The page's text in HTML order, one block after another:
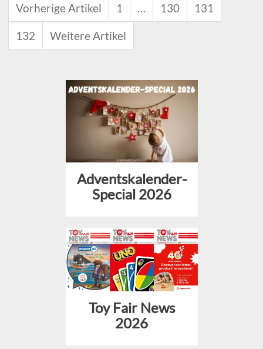
Vorherige Artikel 1 … 130 131
132 Weitere Artikel
Adventskalender-
Special 2026
Toy Fair News
2026